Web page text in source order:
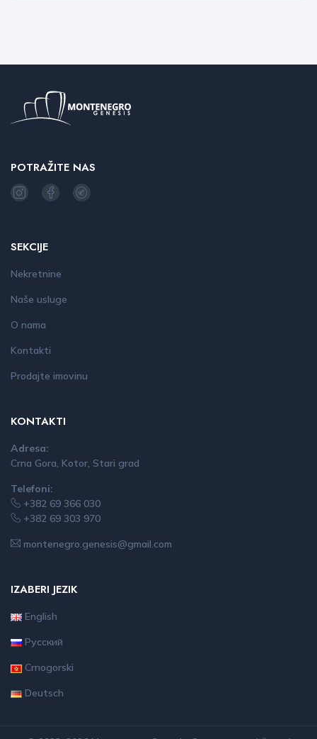
POTRAŽITE NAS
SEKCIJE
Nekretnine
Naše usluge
O nama
Kontakti
Prodajte imovinu
KONTAKTI
Adresa:
Crna Gora, Kotor, Stari grad
Telefoni:
+382 69 366 030
+382 69 303 970
montenegro.genesis@gmail.com
IZABERI JEZIK
English
Русский
Crnogorski
Deutsch